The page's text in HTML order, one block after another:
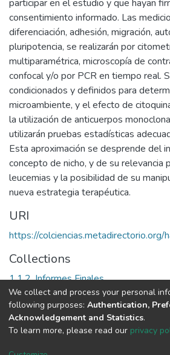
participar en el estudio y que hayan
consentimiento informado. Las
diferenciación, adhesión, migración,
pluripotencia, se realizarán por
multiparamétrica, microscopía de
confocal y/o por PCR en tiempo real.
condicionados y definidos para
microambiente, y el efecto de
la utilización de anticuerpos
utilizarán pruebas estadísticas
Esta aproximación se desprende del
concepto de nicho, y de su relevancia
leucemias y la posibilidad de su
nueva estrategia terapéutica.
URI
https://
Collections
1.1.2. Informes Finales
Full item page
DSpace software copyright ©
Cookie End
We collect and process your personal
following purposes: Authentication,
Acknowledgement and Statistics.
To learn more, please read our privacy